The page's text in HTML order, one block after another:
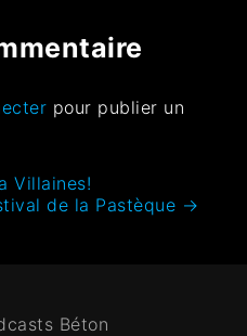
pour publier un
Villaines!
de la Pastèque →
Béton